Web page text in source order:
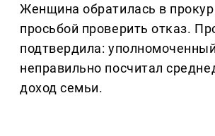
Женщина обратилась в
просьбой проверить отказ.
подтвердила:
неправильно посчитал
доход семьи.